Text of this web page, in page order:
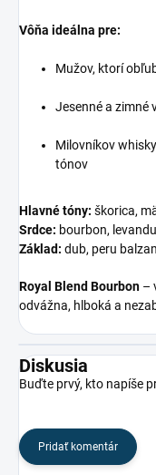
Vôňa ideálna pre:
Mužov, ktorí
Jesenné a zimné
Milovníkov
tónov
Hlavné tóny: škorica,
Srdce: bourbon,
Základ: dub, peru
Royal Blend Bourbon –
odvážna, hlboká a
Diskusia
Buďte prvý, kto napíše
Pridať komentár